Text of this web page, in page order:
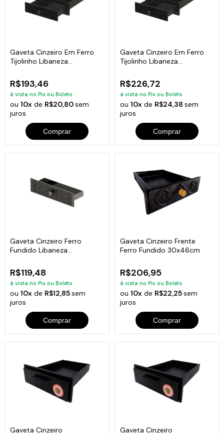
Gaveta Cinzeiro Em Ferro
Tijolinho Libaneza
R$193,46
à vista no Pix ou Boleto
ou10x de R$20,80sem
juros
Comprar
Gaveta Cinzeiro Em Ferro
Tijolinho Libaneza
R$226,72
à vista no Pix ou Boleto
ou 10xde R$24,38 sem
juros
Comprar
Gaveta Cinzeiro Ferro
Fundido Libaneza
R$119,48
à vista no Pix ou Boleto
ou10x de R$12,85sem
juros
Comprar
Gaveta Cinzeiro Frente
Ferro Fundido 30x46cm
R$206,95
à vista no Pix ou Boleto
ou 10xde R$22,25sem
juros
Comprar
Gaveta Cinzeiro
Gaveta Cinzeiro